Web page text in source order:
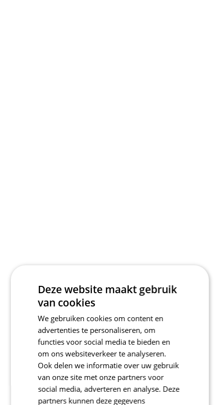
Deze website maakt gebruik
van cookies
We gebruiken cookies om content en
advertenties te personaliseren, om
functies voor social media te bieden en
om ons websiteverkeer te analyseren.
Ook delen we informatie over uw gebruik
van onze site met onze partners voor
social media, adverteren en analyse. Deze
partners kunnen deze gegevens